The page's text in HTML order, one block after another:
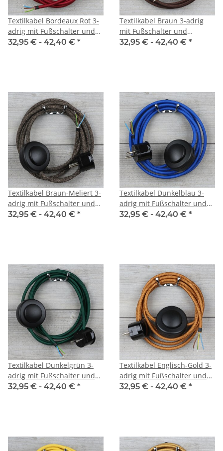
Textilkabel Bordeaux Rot 3-
adrig mit Fußschalter und
Schutzkontakt-Stecker
32,95 € - 42,40 € *
Textilkabel Braun 3-adrig
mit Fußschalter und
Schutzkontakt-Stecker
32,95 € - 42,40 € *
Textilkabel Braun-Meliert 3-
adrig mit Fußschalter und
Schutzkontakt-Stecker
32,95 € - 42,40 € *
Textilkabel Dunkelblau 3-
adrig mit Fußschalter und
Schutzkontakt-Stecker
32,95 € - 42,40 € *
Textilkabel Dunkelgrün 3-
adrig mit Fußschalter und
Schutzkontakt-Stecker
32,95 € - 42,40 € *
Textilkabel Englisch-Gold 3-
adrig mit Fußschalter und
Schutzkontakt-Stecker
32,95 € - 42,40 € *